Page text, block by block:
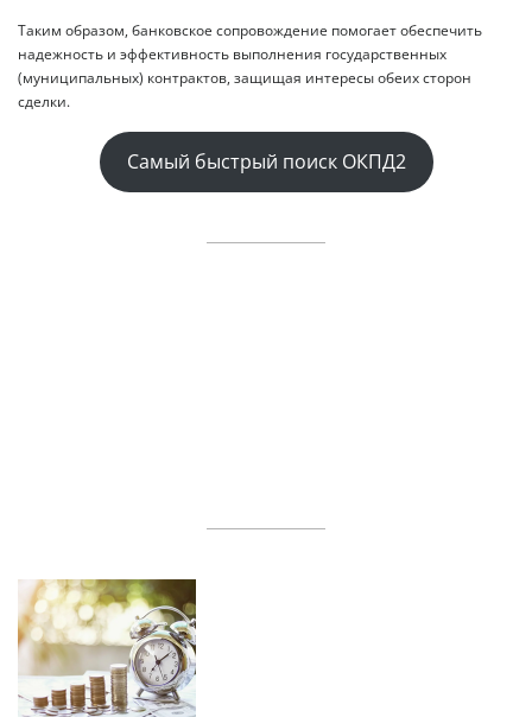
Таким образом, банковское сопровождение помогает обеспечить
надежность и эффективность выполнения государственных
(муниципальных) контрактов, защищая интересы обеих сторон
сделки.
Самый быстрый поиск ОКПД2